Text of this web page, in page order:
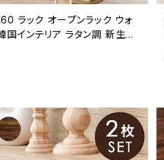
ラック オープンラック ウォ
国インテリア ラタン調 新生活